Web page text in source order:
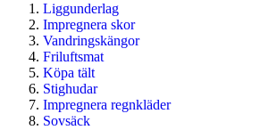
Liggunderlag
Impregnera skor
Vandringskängor
Friluftsmat
Köpa tält
Stighudar
Impregnera regnkläder
Sovsäck